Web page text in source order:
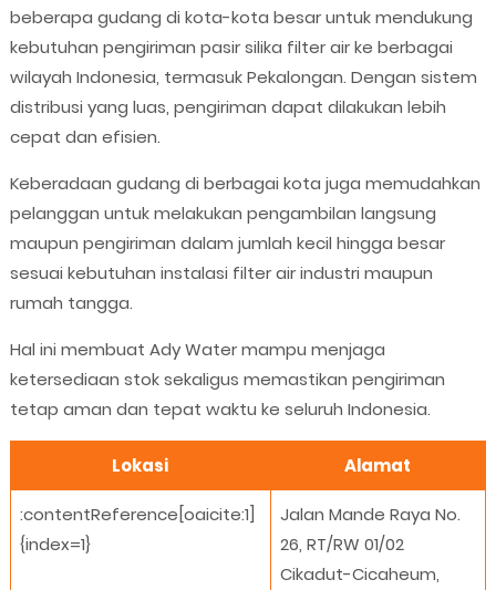
beberapa gudang di kota-kota besar untuk mendukung
kebutuhan pengiriman pasir silika filter air ke berbagai
wilayah Indonesia, termasuk Pekalongan. Dengan sistem
distribusi yang luas, pengiriman dapat dilakukan lebih
cepat dan efisien.
Keberadaan gudang di berbagai kota juga memudahkan
pelanggan untuk melakukan pengambilan langsung
maupun pengiriman dalam jumlah kecil hingga besar
sesuai kebutuhan instalasi filter air industri maupun
rumah tangga.
Hal ini membuat Ady Water mampu menjaga
ketersediaan stok sekaligus memastikan pengiriman
tetap aman dan tepat waktu ke seluruh Indonesia.
Lokasi Alamat
:contentReference[oaicite:1]
{index=1}
Jalan Mande Raya No.
26, RT/RW 01/02
Cikadut-Cicaheum,